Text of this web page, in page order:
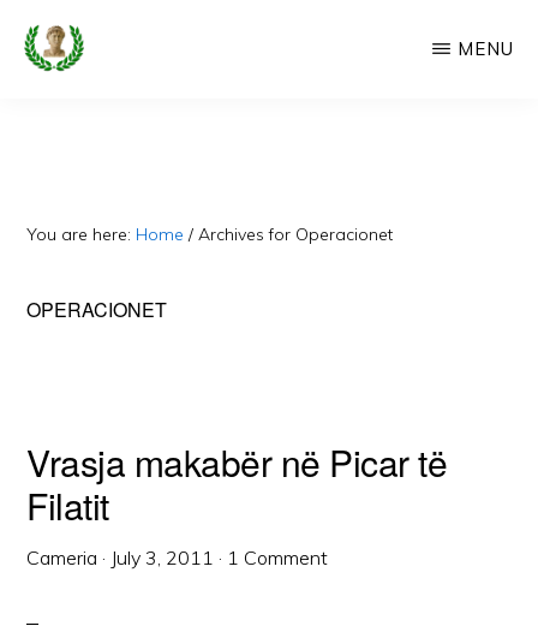
Skip
Faqe
Dedikuar
MENU
You are here: Home / Archives for Operacionet
OPERACIONET
Vrasja makabër në Picar të
Filatit
Cameria · July 3, 2011 · 1 Comment